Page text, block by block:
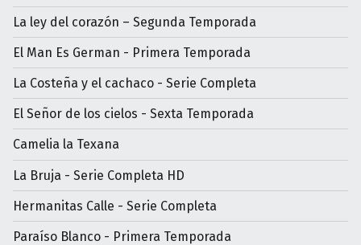
La ley del corazón – Segunda Temporada
El Man Es German - Primera Temporada
La Costeña y el cachaco - Serie Completa
El Señor de los cielos - Sexta Temporada
Camelia la Texana
La Bruja - Serie Completa HD
Hermanitas Calle - Serie Completa
Paraíso Blanco - Primera Temporada